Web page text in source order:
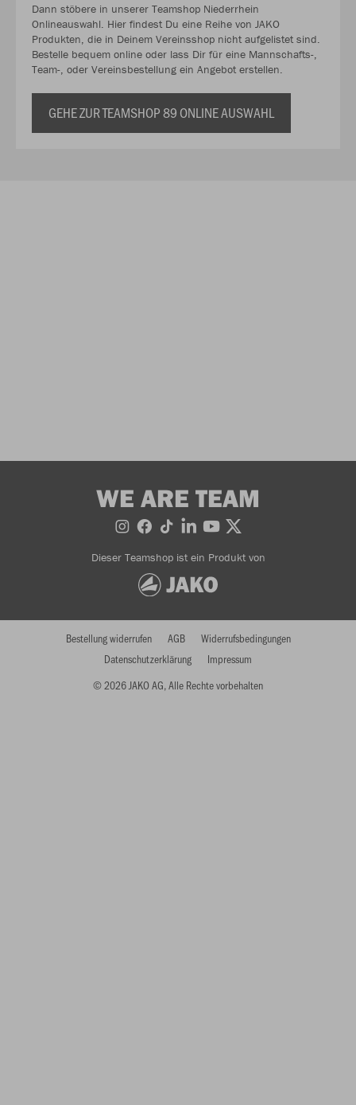
Dann stöbere in unserer Teamshop Niederrhein
Onlineauswahl. Hier findest Du eine Reihe von JAKO
Produkten, die in Deinem Vereinsshop nicht aufgelistet sind.
Bestelle bequem online oder lass Dir für eine Mannschafts-,
Team-, oder Vereinsbestellung ein Angebot erstellen.
GEHE ZUR TEAMSHOP 89 ONLINE AUSWAHL
WE ARE TEAM
Dieser Teamshop ist ein Produkt von
© 2026 JAKO AG, Alle Rechte vorbehalten
Bestellung widerrufen AGB
Widerrufsbedingungen
Datenschutzerklärung
Impressum